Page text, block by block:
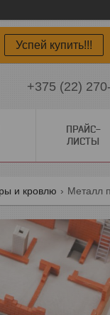
Успей купить!!!
+375 (22)
ПРАЙС-
ЛИСТЫ
и кровлю